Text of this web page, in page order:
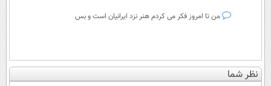
من تا امروز فکر می کردم هنر نزد ایرانیان است و بس
نظر شما